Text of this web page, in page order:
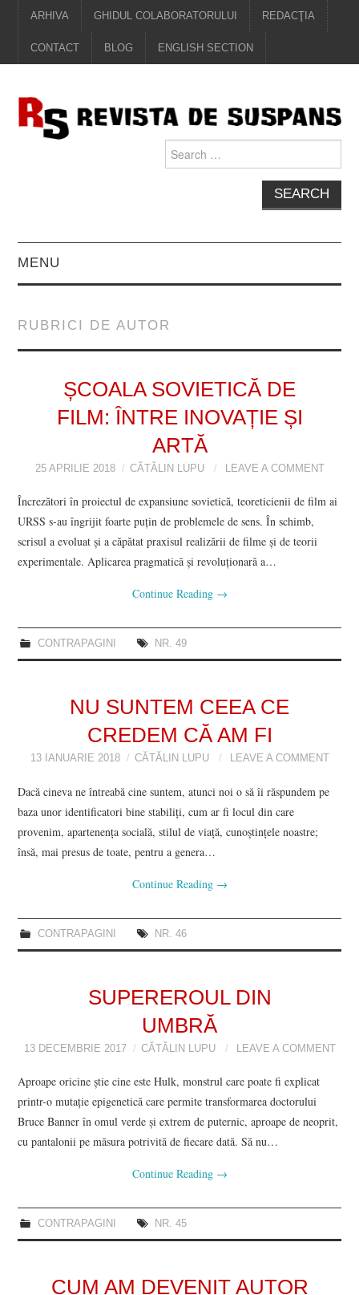
ARHIVA GHIDUL COLABORATORULUI REDACŢIA
CONTACT BLOG ENGLISH SECTION
for:
MENU
VIZIUNI ȘI SPECTRE
CONTRAPAGINI
CARTE & FILM
SUSPANS
NUMĂRUL 48 /
NUMĂRUL 49 /
RUBRICI DE AUTOR
ȘCOALA SOVIETICĂ DE
FILM: ÎNTRE INOVAȚIE ȘI
ARTĂ
25 APRILIE 2018 CĂTĂLIN LUPU LEAVE A COMMENT
Încrezători în proiectul de expansiune sovietică, teoreticienii de film ai
URSS s-au îngrijit foarte puțin de problemele de sens. În schimb,
scrisul a evoluat și a căpătat praxisul realizării de filme și de teorii
experimentale. Aplicarea pragmatică și revoluționară a…
Continue Reading →
CONTRAPAGINI NR. 49
NU SUNTEM CEEA CE
CREDEM CĂ AM FI
13 IANUARIE 2018 CĂTĂLIN LUPU LEAVE A COMMENT
Dacă cineva ne întreabă cine suntem, atunci noi o să îi răspundem pe
baza unor identificatori bine stabiliți, cum ar fi locul din care
provenim, apartenența socială, stilul de viață, cunoștințele noastre;
însă, mai presus de toate, pentru a genera…
Continue Reading →
CONTRAPAGINI NR. 46
SUPEREROUL DIN
UMBRĂ
13 DECEMBRIE 2017 CĂTĂLIN LUPU LEAVE A COMMENT
Aproape oricine știe cine este Hulk, monstrul care poate fi explicat
printr-o mutație epigenetică care permite transformarea doctorului
Bruce Banner în omul verde și extrem de puternic, aproape de neoprit,
cu pantalonii pe măsura potrivită de fiecare dată. Să nu…
Continue Reading →
CONTRAPAGINI NR. 45
CUM AM DEVENIT AUTOR